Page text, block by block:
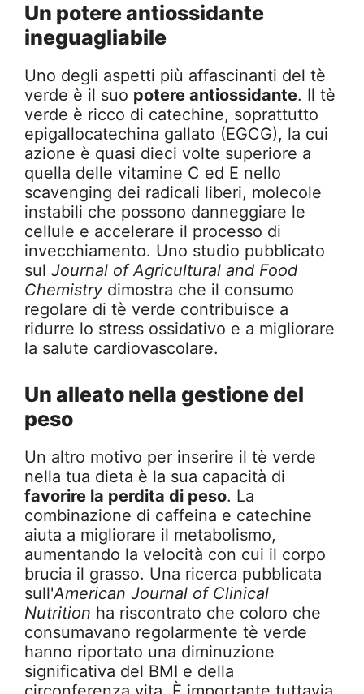
Un potere antiossidante
ineguagliabile
Uno degli aspetti più affascinanti del tè
verde è il suo potere antiossidante. Il tè
verde è ricco di catechine, soprattutto
epigallocatechina gallato (EGCG), la cui
azione è quasi dieci volte superiore a
quella delle vitamine C ed E nello
scavenging dei radicali liberi, molecole
instabili che possono danneggiare le
cellule e accelerare il processo di
invecchiamento. Uno studio pubblicato
sul Journal of Agricultural and Food
Chemistrydimostra che il consumo
regolare di tè verde contribuisce a
ridurre lo stress ossidativo e a migliorare
la salute cardiovascolare.
Un alleato nella gestione del
peso
Un altro motivo per inserire il tè verde
nella tua dieta è la sua capacità di
favorire la perdita di peso. La
combinazione di caffeina e catechine
aiuta a migliorare il metabolismo,
aumentando la velocità con cui il corpo
brucia il grasso. Una ricerca pubblicata
sull'American Journal of Clinical
Nutrition ha riscontrato che coloro che
consumavano regolarmente tè verde
hanno riportato una diminuzione
significativa del BMI e della